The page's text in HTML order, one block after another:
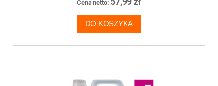
Cena netto:
DO KOSZYKA